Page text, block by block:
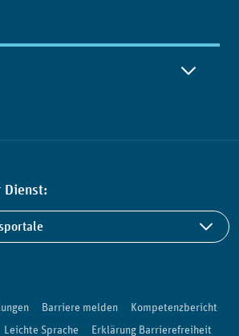
Dienst:
Barriere melden
Kompetenzbericht
Leichte Sprache Erklärung Barrierefreiheit